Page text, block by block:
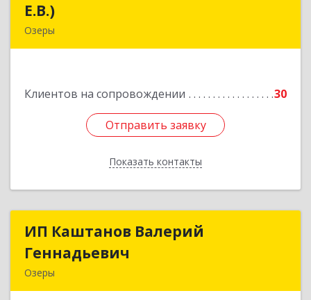
Е.В.)
Озеры
Клиентов на сопровождении 30
Отправить заявку
Показать контакты
Подробнее
Отправить заявку
Назад
ИП Каштанов Валерий
Геннадьевич
Озеры
ИП Каштанов Валерий